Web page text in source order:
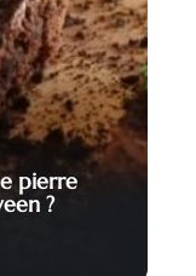
pierre
?